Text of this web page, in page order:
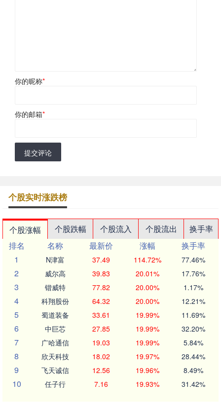
你的昵称*
你的邮箱*
提交评论
个股实时涨跌榜
个股涨幅 个股跌幅 个股流入 个股流出
换手率
排名
名称 最新价 涨幅
换手率
1
N津富 37.49 114.72% 77.46%
2 威尔高 39.83 20.01% 17.76%
3 锴威特 77.82 20.00% 1.17%
4 科翔股份 64.32 20.00% 12.21%
5 蜀道装备 33.61 19.99% 11.69%
6 中巨芯 27.85 19.99% 32.20%
7 广哈通信 19.03 19.99% 5.84%
8 欣天科技 18.02 19.97% 28.44%
9 飞天诚信 12.56 19.96% 8.49%
10 任子行 7.16 19.93% 31.42%